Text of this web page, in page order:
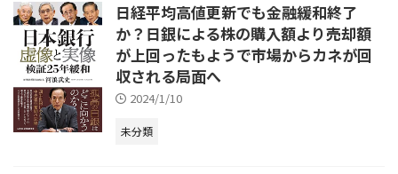
日経平均高値更新でも金融緩和終了
か？日銀による株の購入額より売却額
が上回ったもようで市場からカネが回
収される局面へ
2024/1/10
未分類